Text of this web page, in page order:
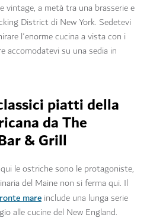
vintage, a metà tra una brasserie e
District di New York. Sedetevi
l'enorme cucina a vista con i
accomodatevi su una sedia in
piatti della
da The
& Grill
le ostriche sono le protagoniste,
del Maine non si ferma qui. Il
mare include una lunga serie
alle cucine del New England.